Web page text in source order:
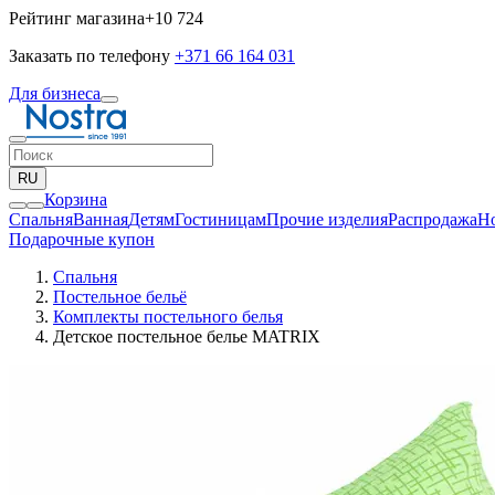
Рейтинг магазина+10 724
Заказать по телефону +371 66 164 031
Для бизнеса
RU
Корзина
СпальняВаннаяДетямГостиницамПрочие изделияPаспродажа
Подарочные купон
Спальня
Постельное бельё
Комплекты постельного белья
Детское постельное белье MATRIX